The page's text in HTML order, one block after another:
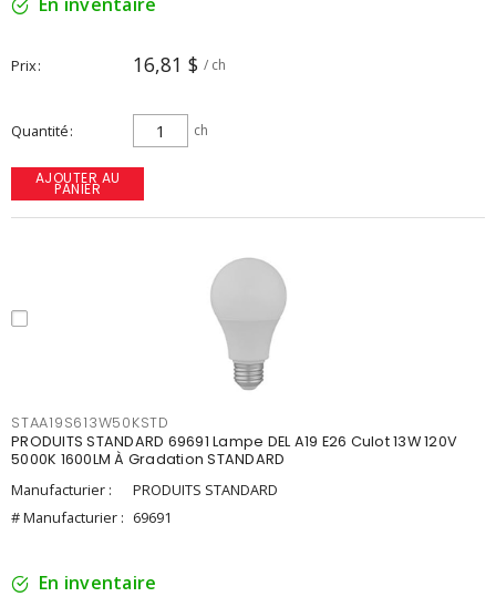
Prix 16,81 $ / ch
Quantité ch
AJOUTER AU
PANIER
STAA19S613W50KSTD
PRODUITS STANDARD 69691 Lampe DEL A19 E26 Culot 13W 120V
5000K 1600LM À Gradation STANDARD
Manufacturier :
PRODUITS STANDARD
# Manufacturier : 69691
En inventaire